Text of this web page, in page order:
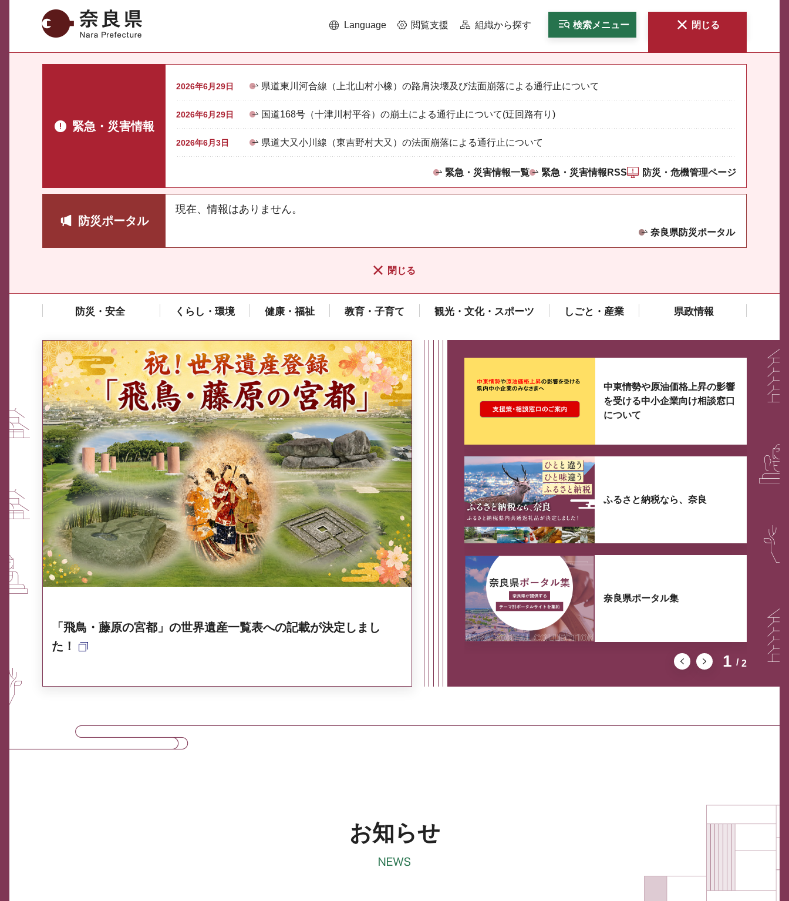
奈良県 Language 閲覧支援 組織から探す 検索メニュー 閉じる
緊急・災害情報
2026年6月29日 県道東川河合線（上北山村小橡）の路肩決壊及び法面崩落による通行止について
2026年6月29日 国道168号（十津川村平谷）の崩土による通行止について(迂回路有り)
2026年6月3日 県道大又小川線（東吉野村大又）の法面崩落による通行止について
緊急・災害情報一覧 緊急・災害情報RSS 防災・危機管理ページ
防災ポータル
現在、情報はありません。
奈良県防災ポータル
閉じる
防災・安全 くらし・環境 健康・福祉 教育・子育て 観光・文化・スポーツ しごと・産業 県政情報
「飛鳥・藤原の宮都」の世界遺産一覧表への記載が決定しまし
た！
ここから最大3つずつ情報が表示されるスライダーがあります。
1 2
中東情勢や原油価格上昇の影響
を受ける中小企業向け相談窓口
について
ふるさと納税なら、奈良
県広報誌「県民だより奈良」
2026年8月号
奈良県政策集
中東情勢や原油価格上昇の影響
を受ける中小企業向け相談窓口
について
ふるさと納税なら、奈良
奈良県ポータル集
お知らせ